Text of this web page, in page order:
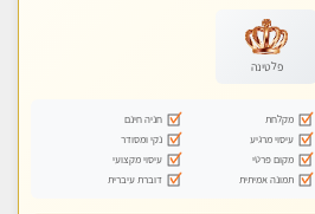
פלטינה
מקלחת
חניה חינם
עיסוי מרגיע
נקי ומסודר
מקום פרטי
עיסוי מקצועי
תמונה אמיתית
דוברת עיברית